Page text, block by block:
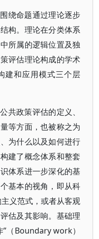
绕命题通过理论逐步
构。理论在分类体系
所属的逻辑位置及独
评估理论构成的学术
建和应用模式三个层
共政策评估的定义、
等方面，也被称之为
为什么以及如何进行
建了概念体系和整套
体系进一步深化的基
基本的视角，即从科
义范式，或者从客观
估及其影响。基础理
（Boundary work）